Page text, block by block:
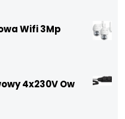
Wifi 3Mp
4x230V Ow